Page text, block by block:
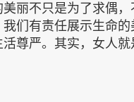
美丽不只是为了求偶
我们有责任展示生命
尊严。其实，女人